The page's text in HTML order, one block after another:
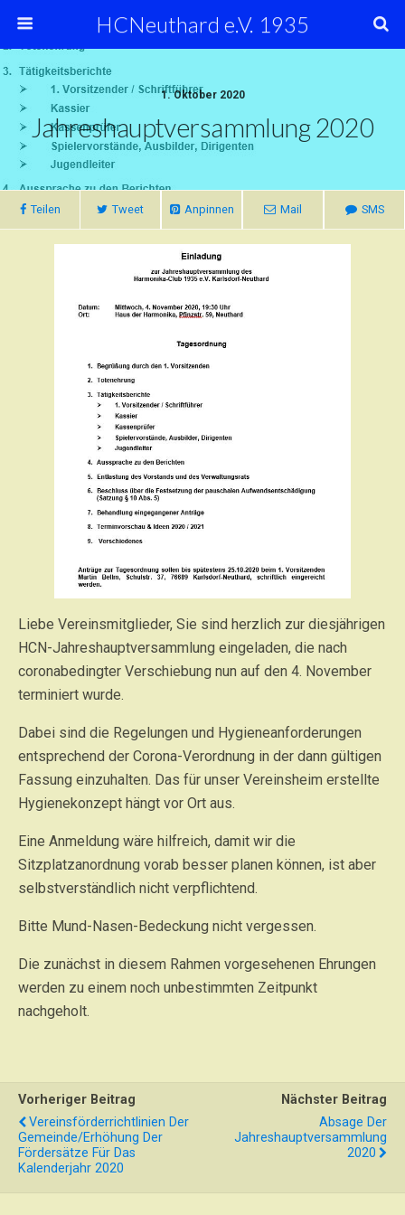
HCNeuthard e.V. 1935
1. Oktober 2020
Jahreshauptversammlung 2020
Teilen Tweet Anpinnen Mail SMS
Liebe Vereinsmitglieder, Sie sind herzlich zur diesjährigen
HCN-Jahreshauptversammlung eingeladen, die nach
coronabedingter Verschiebung nun auf den 4. November
terminiert wurde.
Dabei sind die Regelungen und Hygieneanforderungen
entsprechend der Corona-Verordnung in der dann gültigen
Fassung einzuhalten. Das für unser Vereinsheim erstellte
Hygienekonzept hängt vor Ort aus.
Eine Anmeldung wäre hilfreich, damit wir die
Sitzplatzanordnung vorab besser planen können, ist aber
selbstverständlich nicht verpflichtend.
Bitte Mund-Nasen-Bedeckung nicht vergessen.
Die zunächst in diesem Rahmen vorgesehenen Ehrungen
werden zu einem noch unbestimmten Zeitpunkt
nachgeholt.
Vorheriger Beitrag
Vereinsförderrichtlinien Der
Gemeinde/Erhöhung Der
Fördersätze Für Das
Kalenderjahr 2020
Nächster Beitrag
Absage Der
Jahreshauptversammlung
2020